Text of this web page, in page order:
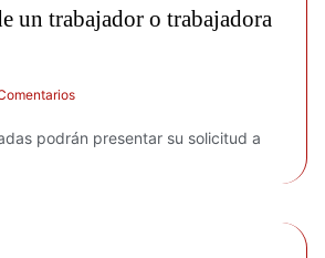
un trabajador o trabajadora
podrán presentar su solicitud a